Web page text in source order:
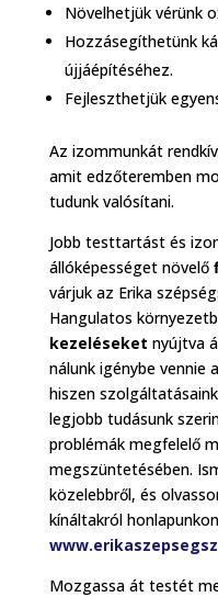
Növelhetjük vérünk
Hozzásegíthetünk
újjáépítéséhez.
Fejleszthetjük
Az izommunkát
amit edzőteremben
tudunk valósítani.
Jobb testtartást és
állóképességet növelő
várjuk az Erika
Hangulatos
kezeléseket nyújtva
nálunk igénybe vennie a
hiszen
legjobb tudásunk
problémák megfelelő
megszüntetésében.
közelebbről, és
kínáltakról
Mozgassa át testét